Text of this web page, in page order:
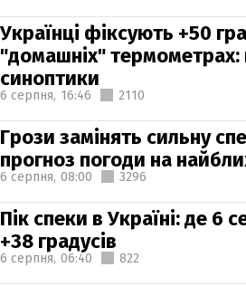
Українці фіксують +50
"домашніх"
синоптики
6 серпня, 16:46 2110
Грози замінять сильну
прогноз погоди на
6 серпня, 08:00 3296
Пік спеки в Україні: де 6
+38 градусів
6 серпня, 06:40 822